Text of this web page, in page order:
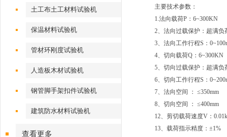
土工布土工材料试验机
保温材料试验机
管材环刚度试验机
人造板木材试验机
钢管脚手架扣件试验机
建筑防水材料试验机
查看更多
主要技术参数：
1.法向载荷P：6~300KN
2、法向过载保护：超满负
3、法向工作行程S：
4、切向载荷Q：6~300KN
5、切向过载保护：超满负
6、切向工作行程S：
7、法向空间 ： ≤350mm
8、切向空间 ： ≤400mm
12、剪切载荷速度V：
13、载荷指示精度：±1%